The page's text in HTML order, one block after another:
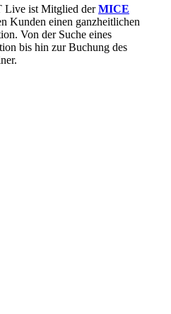
Live ist Mitglied derMICE
Kunden einen ganzheitlichen
Von der Suche eines
bis hin zur Buchung des